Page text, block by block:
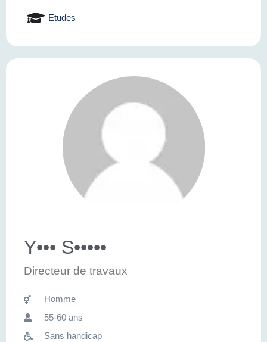
Etudes
Y••• S•••••
Directeur de travaux
Homme
55-60 ans
Sans handicap